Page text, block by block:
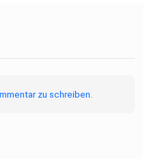
zu schreiben.